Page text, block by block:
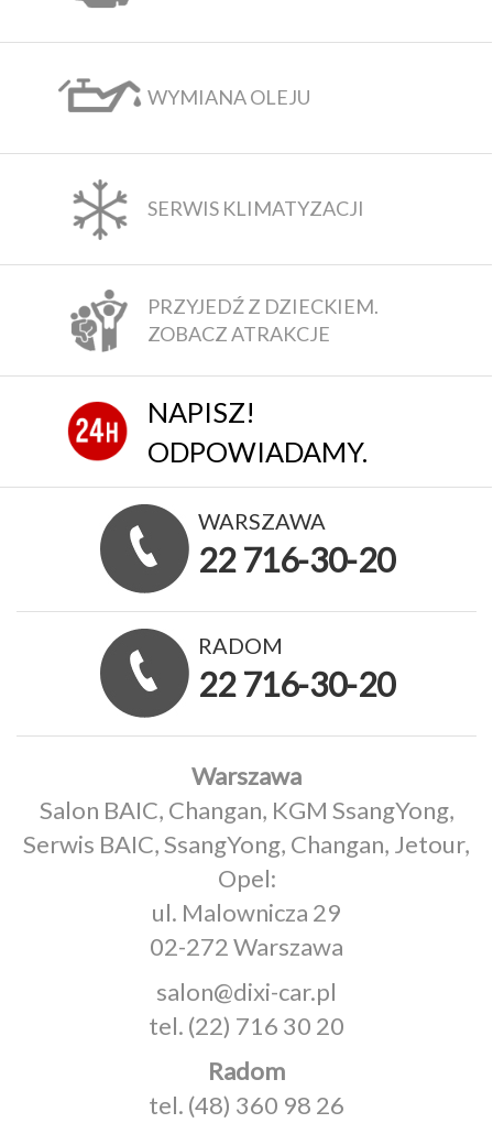
WYMIANA OLEJU
SERWIS KLIMATYZACJI
PRZYJEDŹ Z DZIECKIEM.
ZOBACZ ATRAKCJE
NAPISZ!
ODPOWIADAMY.
WARSZAWA
22 716-30-20
RADOM
22 716-30-20
Warszawa
Salon BAIC, Changan, KGM SsangYong,
Serwis BAIC, SsangYong, Changan, Jetour,
Opel:
ul. Malownicza 29
02-272 Warszawa
salon@dixi-car.pl
tel. (22) 716 30 20
Radom
tel. (48) 360 98 26